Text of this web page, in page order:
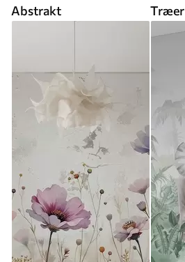
Abstrakt Træer